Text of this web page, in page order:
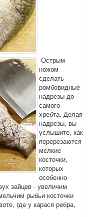
Острым
ножом
сделать
ромбовидные
надрезы до
самого
хребта. Делая
надрезы, вы
услышите, как
перерезаются
мелкие
косточки,
которых
особенно
зайцев - увеличим
рыбьи косточки
где у карася ребра,